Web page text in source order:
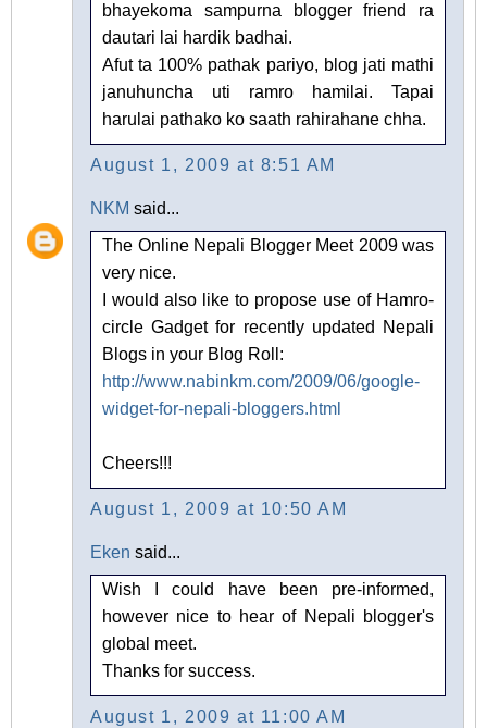
bhayekoma sampurna blogger friend ra
dautari lai hardik badhai.
Afut ta 100% pathak pariyo, blog jati mathi
januhuncha uti ramro hamilai. Tapai
harulai pathako ko saath rahirahane chha.
August 1, 2009 at 8:51 AM
NKM said...
The Online Nepali Blogger Meet 2009 was
very nice.
I would also like to propose use of Hamro-
circle Gadget for recently updated Nepali
Blogs in your Blog Roll:
http://www.nabinkm.com/2009/06/google-
widget-for-nepali-bloggers.html
Cheers!!!
August 1, 2009 at 10:50 AM
Eken said...
Wish I could have been pre-informed,
however nice to hear of Nepali blogger's
global meet.
Thanks for success.
August 1, 2009 at 11:00 AM